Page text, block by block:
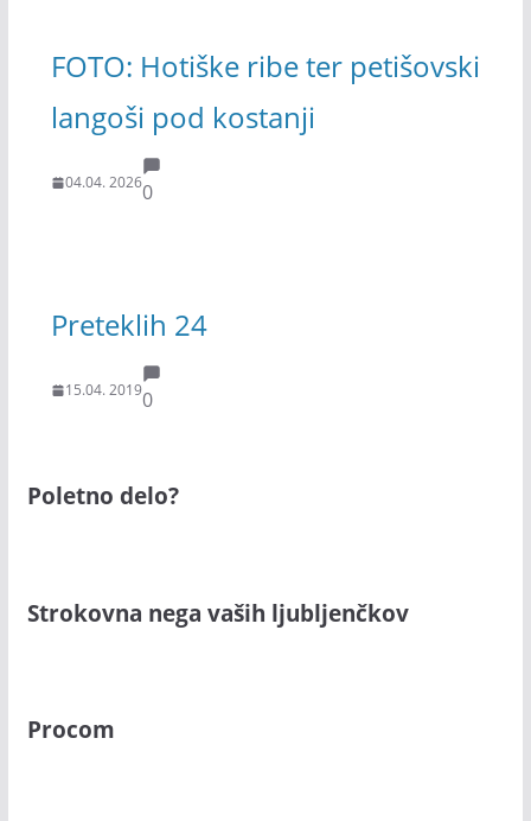
FOTO: Hotiške ribe ter petišovski
langoši pod kostanji
04.04. 20260
Preteklih 24
15.04. 20190
Poletno delo?
Strokovna nega vaših ljubljenčkov
Procom